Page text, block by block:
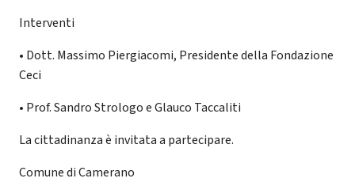
Interventi
•⁠ ⁠Dott. Massimo Piergiacomi, Presidente della Fondazione
Ceci
•⁠ ⁠Prof. Sandro Strologo e Glauco Taccaliti
La cittadinanza è invitata a partecipare.
Comune di Camerano